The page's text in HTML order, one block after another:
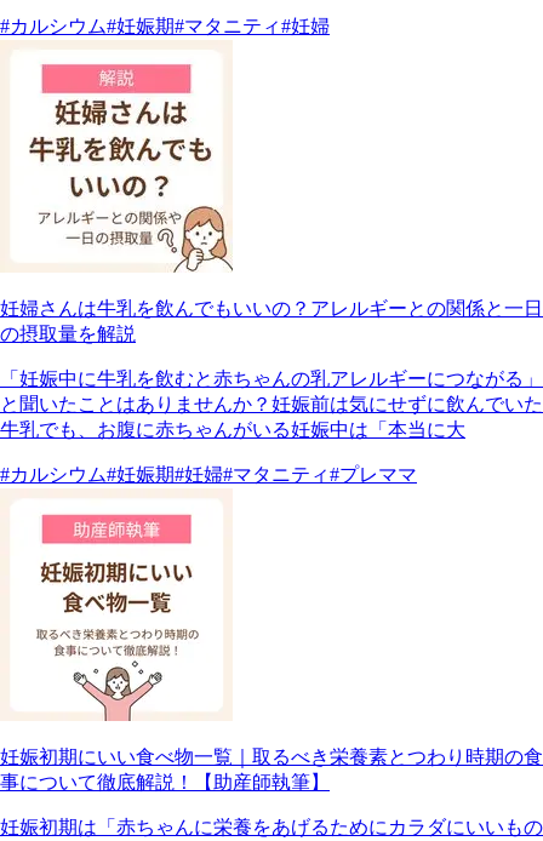
#カルシウム#妊娠期#マタニティ#妊婦
妊婦さんは牛乳を飲んでもいいの？アレルギーとの関係と一日
の摂取量を解説
「妊娠中に牛乳を飲むと赤ちゃんの乳アレルギーにつながる」
と聞いたことはありませんか？妊娠前は気にせずに飲んでいた
牛乳でも、お腹に赤ちゃんがいる妊娠中は「本当に大
#カルシウム#妊娠期#妊婦#マタニティ#プレママ
妊娠初期にいい食べ物一覧｜取るべき栄養素とつわり時期の食
事について徹底解説！【助産師執筆】
妊娠初期は「赤ちゃんに栄養をあげるためにカラダにいいもの